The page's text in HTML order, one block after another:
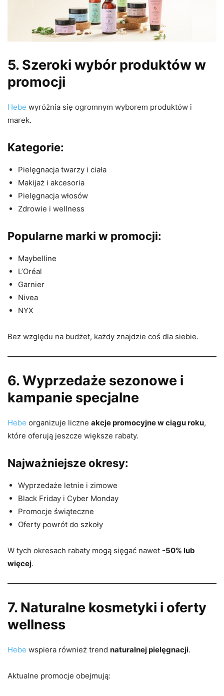
5. Szeroki wybór produktów w
promocji
Hebe wyróżnia się ogromnym wyborem produktów i
marek.
Kategorie:
Pielęgnacja twarzy i ciała
Makijaż i akcesoria
Pielęgnacja włosów
Zdrowie i wellness
Popularne marki w promocji:
Maybelline
L’Oréal
Garnier
Nivea
NYX
Bez względu na budżet, każdy znajdzie coś dla siebie.
6. Wyprzedaże sezonowe i
kampanie specjalne
Hebe organizuje liczne akcje promocyjne w ciągu roku,
które oferują jeszcze większe rabaty.
Najważniejsze okresy:
Wyprzedaże letnie i zimowe
Black Friday i Cyber Monday
Promocje świąteczne
Oferty powrót do szkoły
W tych okresach rabaty mogą sięgać nawet -50% lub
więcej.
7. Naturalne kosmetyki i oferty
wellness
Hebe wspiera również trend naturalnej pielęgnacji.
Aktualne promocje obejmują: